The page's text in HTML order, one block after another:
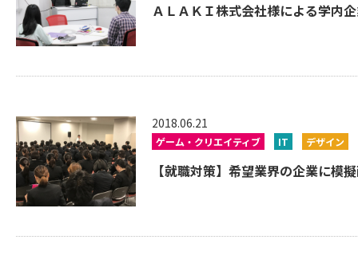
ＡＬＡＫＩ株式会社様による学内
2018.06.21
ゲーム・クリエイティブ IT デザイン
【就職対策】希望業界の企業に模